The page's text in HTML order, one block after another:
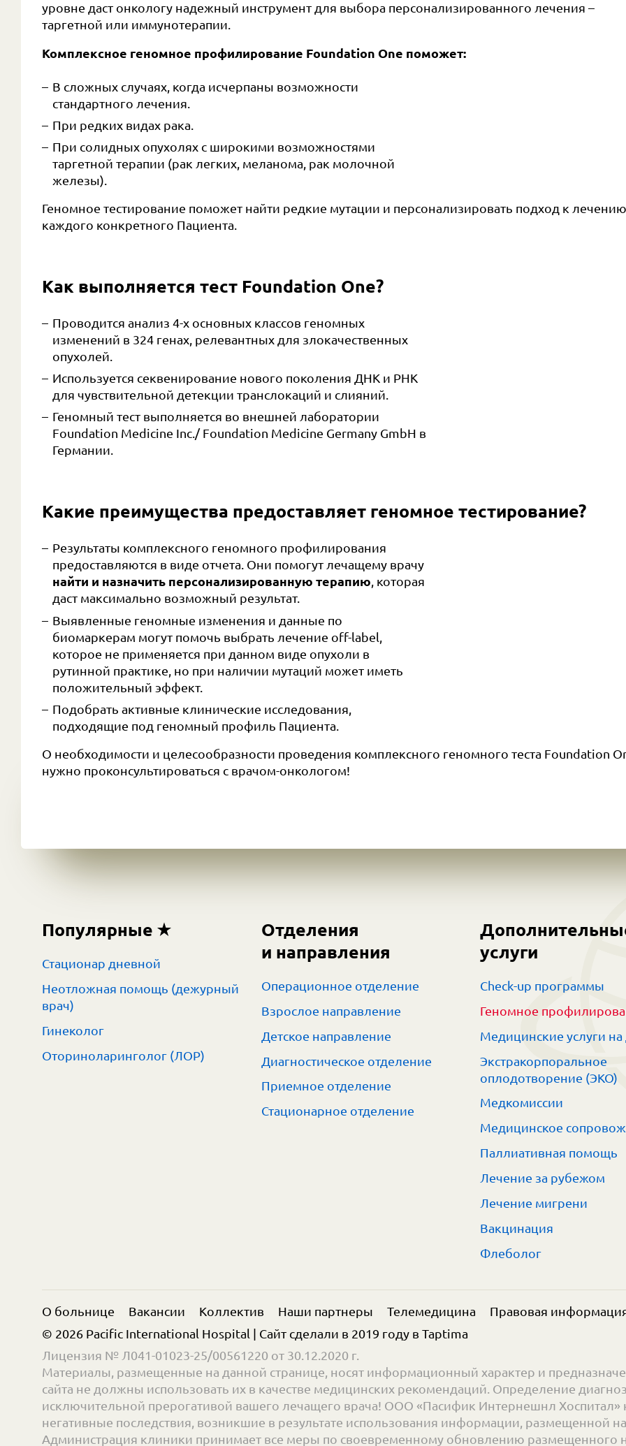
уровне даст онкологу надежный инструмент для выбора персонализированного лечения –
таргетной или иммунотерапии.
Комплексное геномное профилирование Foundation One поможет:
В сложных случаях, когда исчерпаны возможности
стандартного лечения.
При редких видах рака.
При солидных опухолях с широкими возможностями
таргетной терапии (рак легких, меланома, рак молочной
железы).
Геномное тестирование поможет найти редкие мутации и персонализировать подход к лечению
каждого конкретного Пациента.
Как выполняется тест Foundation One?
Проводится анализ 4-х основных классов геномных
изменений в 324 генах, релевантных для злокачественных
опухолей.
Используется секвенирование нового поколения ДНК и РНК
для чувствительной детекции транслокаций и слияний.
Геномный тест выполняется во внешней лаборатории
Foundation Medicine Inc./ Foundation Medicine Germany GmbH в
Германии.
Какие преимущества предоставляет геномное тестирование?
Результаты комплексного геномного профилирования
предоставляются в виде отчета. Они помогут лечащему врачу
найти и назначить персонализированную терапию, которая
даст максимально возможный результат.
Выявленные геномные изменения и данные по
биомаркерам могут помочь выбрать лечение off-label,
которое не применяется при данном виде опухоли в
рутинной практике, но при наличии мутаций может иметь
положительный эффект.
Подобрать активные клинические исследования,
подходящие под геномный профиль Пациента.
О необходимости и целесообразности проведения комплексного геномного теста Foundation
нужно проконсультироваться с врачом-онкологом!
Популярные
Стационар дневной
Неотложная помощь (дежурный
врач)
Гинеколог
Оториноларинголог (ЛОР)
Отделения
и направления
Операционное отделение
Взрослое направление
Детское направление
Диагностическое отделение
Приемное отделение
Стационарное отделение
услуги
Check-up программы
Геномное
Медицинские услуги
Экстракорпоральное
оплодотворение (ЭКО)
Медкомиссии
Медицинское
Паллиативная помощь
Лечение за рубежом
Лечение мигрени
Вакцинация
Флеболог
О больнице Вакансии Коллектив Наши партнеры Телемедицина
Правовая
© 2026 Pacific International Hospital | Сайт сделали в 2019 году в Taptima
Лицензия № Л041-01023-25/00561220 от 30.12.2020 г.
Материалы, размещенные на данной странице, носят информационный характер и
сайта не должны использовать их в качестве медицинских рекомендаций. Определение
исключительной прерогативой вашего лечащего врача! ООО «Пасифик Интернешнл Хоспитал»
негативные последствия, возникшие в результате использования информации, размещенной
Администрация клиники принимает все меры по своевременному обновлению размещенного